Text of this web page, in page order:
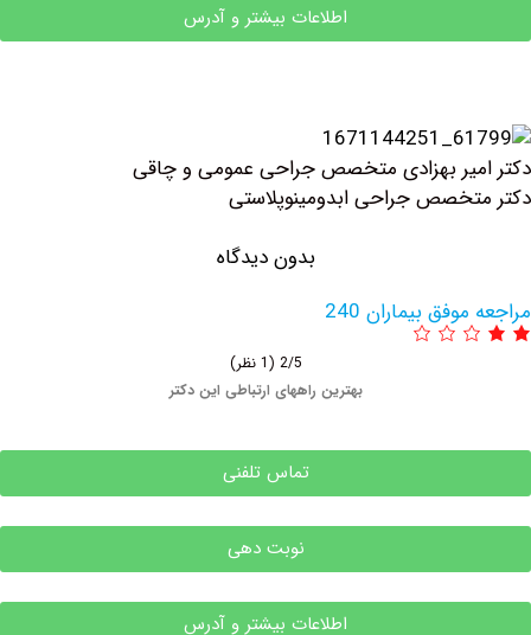
اطلاعات بیشتر و آدرس
بهزادی متخصص جراحی عمومی و چاقی
جراحی ابدومینوپلاستی
بدون دیدگاه
بیماران 240
بهترین راههای ارتباطی این دکتر
تماس تلفنی
نوبت دهی
اطلاعات بیشتر و آدرس